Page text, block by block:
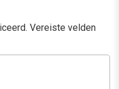
Vereiste velden